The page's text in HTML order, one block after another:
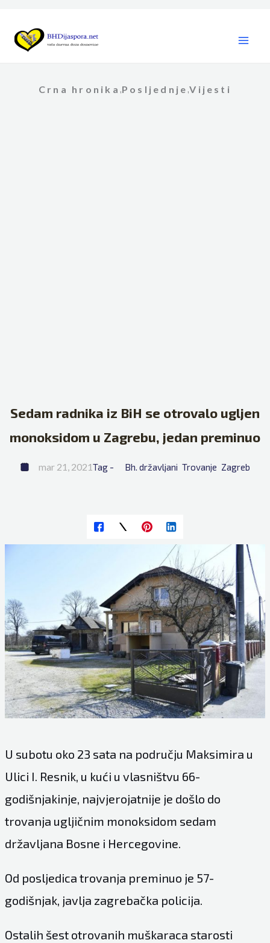
content
Crna hronika ,Posljednje ,Vijesti
Sedam radnika iz BiH se otrovalo ugljen
monoksidom u Zagrebu, jedan preminuo
mar 21, 2021Tag - Bh. državljani Trovanje Zagreb
U subotu oko 23 sata na području Maksimira u
Ulici I. Resnik, u kući u vlasništvu 66-
godišnjakinje, najvjerojatnije je došlo do
trovanja ugljičnim monoksidom sedam
državljana Bosne i Hercegovine.
Od posljedica trovanja preminuo je 57-
godišnjak, javlja zagrebačka policija.
Ostalih šest otrovanih muškaraca starosti